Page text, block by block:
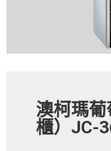
澳柯瑪
櫃）JC-